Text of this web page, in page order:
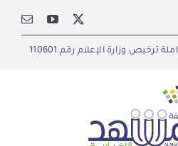
وزارة الإعلام رقم 110601